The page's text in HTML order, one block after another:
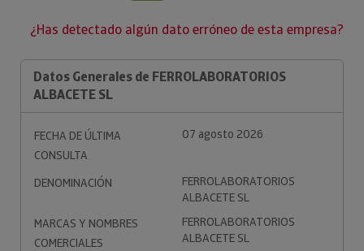
¿Has detectado algún dato erróneo de esta empresa?
Datos Generales de FERROLABORATORIOS
ALBACETE SL
FECHA DE ÚLTIMA
CONSULTA
07 agosto 2026
DENOMINACIÓN
FERROLABORATORIOS
ALBACETE SL
MARCAS Y NOMBRES
COMERCIALES
FERROLABORATORIOS
ALBACETE SL